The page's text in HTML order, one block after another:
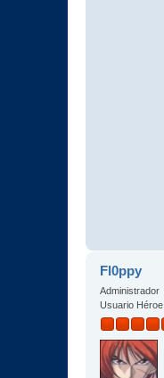
Fl0ppy
Administrador
Usuario Héroe